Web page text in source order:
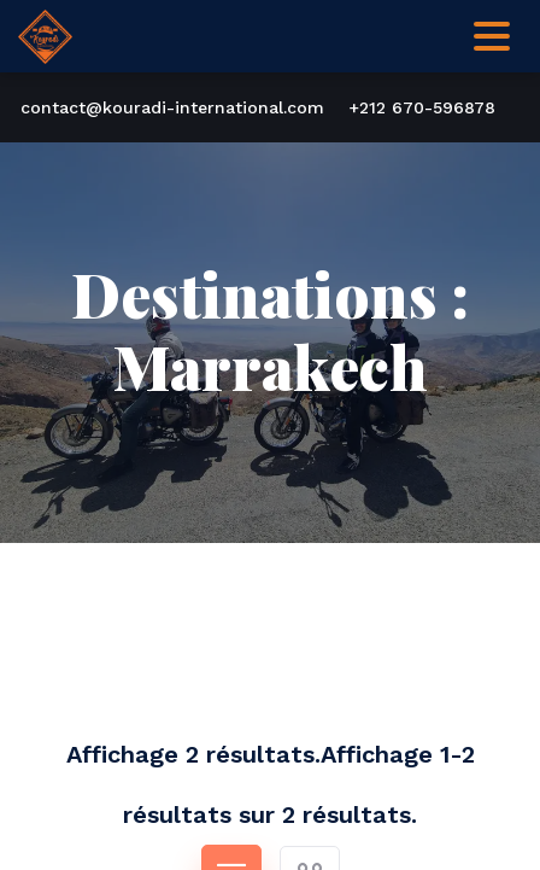
contact@kouradi-international.com +212 670-596878
Destinations :
Marrakech
Affichage 2 résultats.Affichage 1-2
résultats sur 2 résultats.